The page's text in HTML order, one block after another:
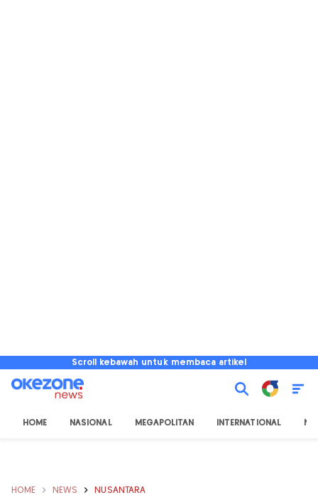
Scroll kebawah untuk membaca artikel
HOME NASIONAL MEGAPOLITAN INTERNATIONAL
HOME NEWS NUSANTARA